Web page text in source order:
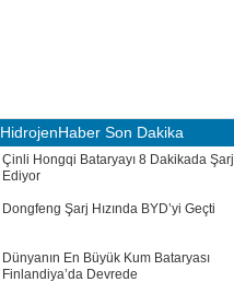
HidrojenHaber Son Dakika
Çinli Hongqi Bataryayı 8 Dakikada Şarj
Ediyor
Dongfeng Şarj Hızında BYD’yi Geçti
Dünyanın En Büyük Kum Bataryası
Finlandiya’da Devrede